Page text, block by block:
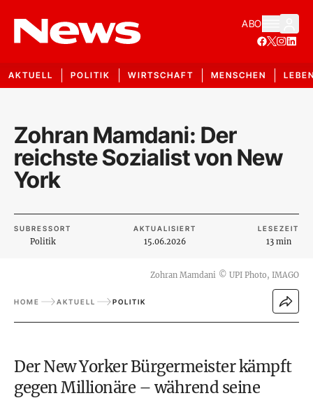
ABO
AKTUELL POLITIK WIRTSCHAFT MENSCHEN
Zohran Mamdani: Der
reichste Sozialist von New
York
SUBRESSORT
Politik
AKTUALISIERT
15.06.2026
LESEZEIT
13 min
Zohran Mamdani © UPI Photo, IMAGO
HOME AKTUELL POLITIK
Der New Yorker Bürgermeister kämpft
gegen Millionäre – während seine